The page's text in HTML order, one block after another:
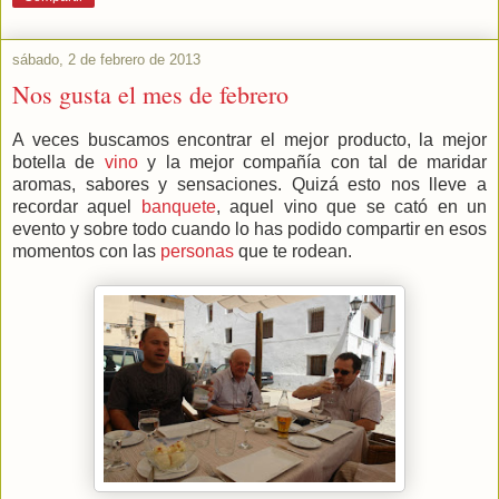
sábado, 2 de febrero de 2013
Nos gusta el mes de febrero
A veces buscamos encontrar el mejor producto, la mejor
botella de vinoy la mejor compañía con tal de maridar
aromas, sabores y sensaciones. Quizá esto nos lleve a
recordar aquel
banquete, aquel vino que se cató en un
evento y sobre todo cuando lo has podido compartir en esos
momentos con las personas que te rodean.